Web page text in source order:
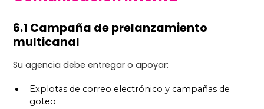
6.1 Campaña de prelanzamiento
multicanal
Su agencia debe entregar o apoyar:
Explotas de correo electrónico y campañas de
goteo